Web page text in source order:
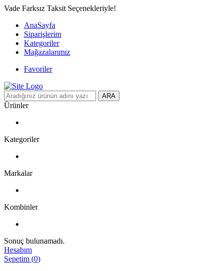
Vade Farksız Taksit Seçenekleriyle!
AnaSayfa
Siparişlerim
Kategoriler
Mağazalarımız
Favoriler
ARA
Ürünler
Kategoriler
Markalar
Kombinler
Sonuç bulunamadı.
Hesabım
Sepetim (0)